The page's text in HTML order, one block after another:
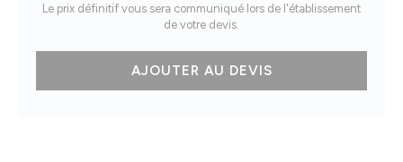
Le prix définitif vous sera communiqué lors de l'établissement
de votre devis.
AJOUTER AU DEVIS